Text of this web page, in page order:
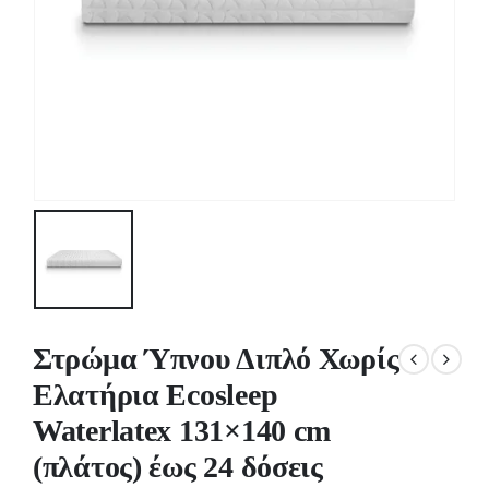
Στρώμα Ύπνου Διπλό Χωρίς
Ελατήρια Ecosleep
Waterlatex 131×140 cm
(πλάτος) έως 24 δόσεις